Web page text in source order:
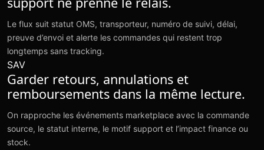
Le flux suit statut OMS, transporteur, numéro de suivi, délai,
preuve d’envoi et alerte les commandes qui restent trop
longtemps sans tracking.
SAV
Garder retours, annulations et
remboursements dans la même lecture.
On rapproche les événements marketplace avec la commande
source, le statut interne, le motif support et l’impact finance ou
stock.